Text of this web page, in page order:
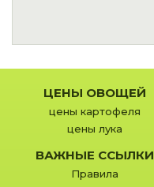
ЦЕНЫ ОВОЩЕЙ
цены картофеля
цены лука
ВАЖНЫЕ ССЫЛКИ
Правила